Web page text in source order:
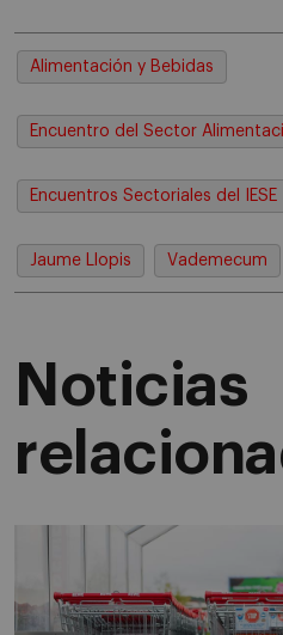
Alimentación y Bebidas
Encuentro del Sector
Encuentros Sectoriales del IESE
Jaume Llopis Vademecum
Noticias